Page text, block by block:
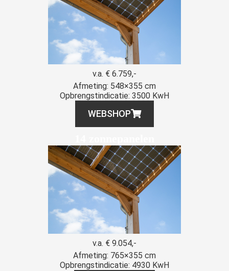
v.a. € 6.759,-
Afmeting: 548×355 cm
Opbrengstindicatie: 3500 KwH
WEBSHOP
v.a. € 9.054,-
Afmeting: 765×355 cm
Opbrengstindicatie: 4930 KwH